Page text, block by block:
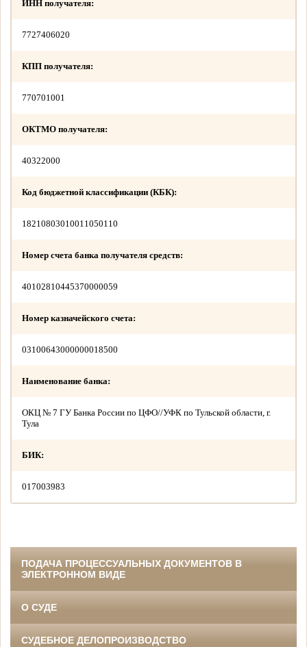
ИНН получателя:
7727406020
КПП получателя:
770701001
ОКТМО получателя:
40322000
Код бюджетной классификации (КБК):
18210803010011050110
Номер счета банка получателя средств:
40102810445370000059
Номер казначейского счета:
03100643000000018500
Наименование банка:
ОКЦ № 7 ГУ Банка России по ЦФО//УФК по Тульской области, г.
Тула
БИК:
017003983
ПОДАЧА ПРОЦЕССУАЛЬНЫХ ДОКУМЕНТОВ В
ЭЛЕКТРОННОМ ВИДЕ
О СУДЕ
СУДЕБНОЕ ДЕЛОПРОИЗВОДСТВО